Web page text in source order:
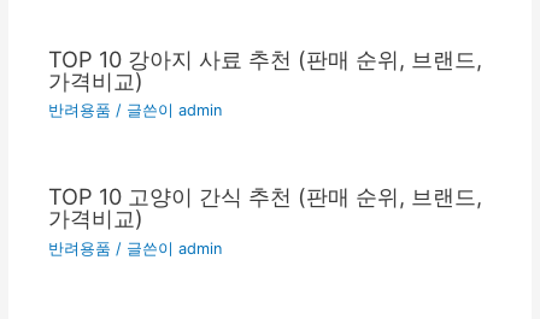
TOP 10 강아지 사료 추천 (판매 순위, 브랜드,
가격비교)
반려용품 / 글쓴이admin
TOP 10 고양이 간식 추천 (판매 순위, 브랜드,
가격비교)
반려용품 / 글쓴이admin